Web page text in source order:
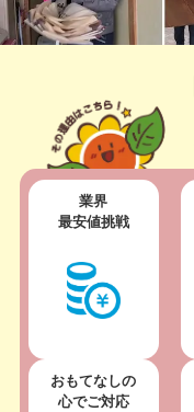
業界
最安値挑戦
おもてなしの
心でご対応